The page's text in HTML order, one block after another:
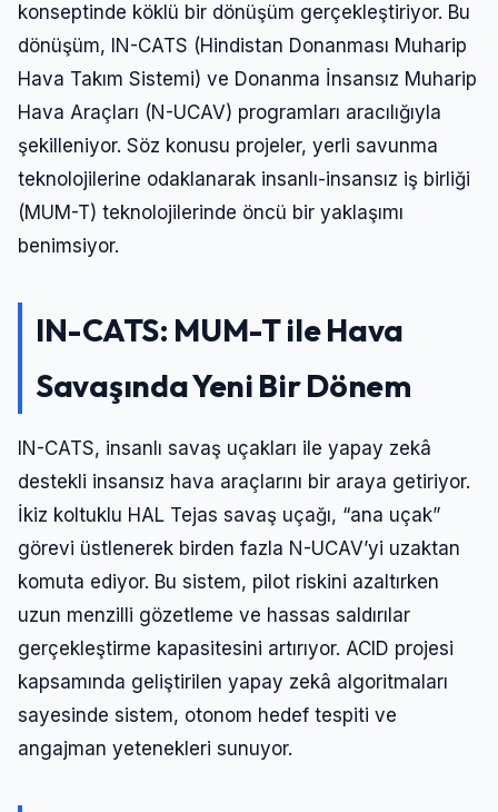
konseptinde köklü bir dönüşüm gerçekleştiriyor. Bu
dönüşüm, IN-CATS (Hindistan Donanması Muharip
Hava Takım Sistemi) ve Donanma İnsansız Muharip
Hava Araçları (N-UCAV) programları aracılığıyla
şekilleniyor. Söz konusu projeler, yerli savunma
teknolojilerine odaklanarak insanlı-insansız iş birliği
(MUM-T) teknolojilerinde öncü bir yaklaşımı
benimsiyor.
IN-CATS: MUM-T ile Hava
Savaşında Yeni Bir Dönem
IN-CATS, insanlı savaş uçakları ile yapay zekâ
destekli insansız hava araçlarını bir araya getiriyor.
İkiz koltuklu HAL Tejas savaş uçağı, “ana uçak”
görevi üstlenerek birden fazla N-UCAV’yi uzaktan
komuta ediyor. Bu sistem, pilot riskini azaltırken
uzun menzilli gözetleme ve hassas saldırılar
gerçekleştirme kapasitesini artırıyor. ACID projesi
kapsamında geliştirilen yapay zekâ algoritmaları
sayesinde sistem, otonom hedef tespiti ve
angajman yetenekleri sunuyor.